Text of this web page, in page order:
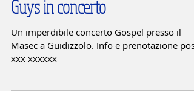
26 Dicembre 2015: The Golden
Guys in concerto
Un imperdibile concerto Gospel presso il